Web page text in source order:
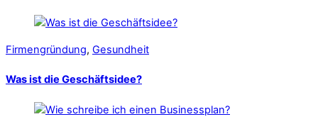
Firmengründung, Gesundheit
Was ist die Geschäftsidee?